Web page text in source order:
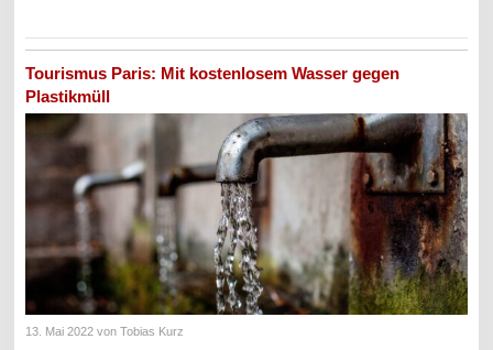
Tourismus Paris: Mit kostenlosem Wasser gegen
Plastikmüll
13. Mai 2022 von Tobias Kurz